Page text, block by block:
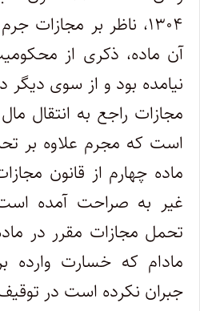
۱۳۰۴، ناظر بر مجازات
آن ماده، ذکری از
نیامده بود و از سوی دیگر
مجازات راجع به انتقال
است که مجرم علاوه بر
ماده چهارم از قانون
غیر به صراحت آمده
تحمل مجازات مقرر در
مادام که خسارت
جبران نکرده است در